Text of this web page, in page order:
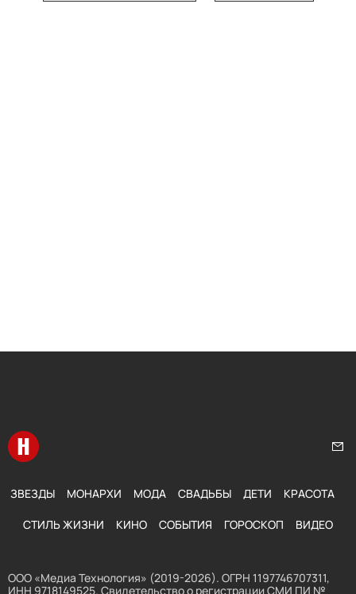
Перейти на главную
ЗВЕЗДЫ МОНАРХИ МОДА СВАДЬБЫ ДЕТИ КРАСОТА
СТИЛЬ ЖИЗНИ КИНО СОБЫТИЯ ГОРОСКОП ВИДЕО
ООО «Медиа Технология» (2019-2026). ОГРН 1197746707311,
ИНН 9718149525. Свидетельство о регистрации СМИ ПИ №